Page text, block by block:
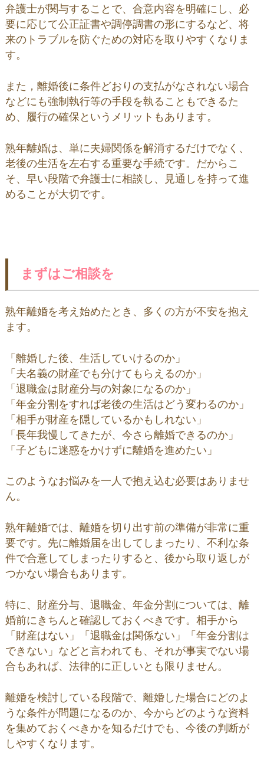
弁護士が関与することで、合意内容を明確にし、必
要に応じて公正証書や調停調書の形にするなど、将
来のトラブルを防ぐための対応を取りやすくなりま
す。
また，離婚後に条件どおりの支払がなされない場合
などにも強制執行等の手段を執ることもできるた
め、履行の確保というメリットもあります。
熟年離婚は、単に夫婦関係を解消するだけでなく、
老後の生活を左右する重要な手続です。だからこ
そ、早い段階で弁護士に相談し、見通しを持って進
めることが大切です。
まずはご相談を
熟年離婚を考え始めたとき、多くの方が不安を抱え
ます。
「離婚した後、生活していけるのか」
「夫名義の財産でも分けてもらえるのか」
「退職金は財産分与の対象になるのか」
「年金分割をすれば老後の生活はどう変わるのか」
「相手が財産を隠しているかもしれない」
「長年我慢してきたが、今さら離婚できるのか」
「子どもに迷惑をかけずに離婚を進めたい」
このようなお悩みを一人で抱え込む必要はありませ
ん。
熟年離婚では、離婚を切り出す前の準備が非常に重
要です。先に離婚届を出してしまったり、不利な条
件で合意してしまったりすると、後から取り返しが
つかない場合もあります。
特に、財産分与、退職金、年金分割については、離
婚前にきちんと確認しておくべきです。相手から
「財産はない」「退職金は関係ない」「年金分割は
できない」などと言われても、それが事実でない場
合もあれば、法律的に正しいとも限りません。
離婚を検討している段階で、離婚した場合にどのよ
うな条件が問題になるのか、今からどのような資料
を集めておくべきかを知るだけでも、今後の判断が
しやすくなります。